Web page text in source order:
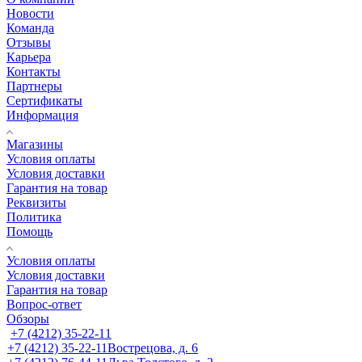
Новости
Команда
Отзывы
Карьера
Контакты
Партнеры
Сертификаты
Информация
Магазины
Условия оплаты
Условия доставки
Гарантия на товар
Реквизиты
Политика
Помощь
Условия оплаты
Условия доставки
Гарантия на товар
Вопрос-ответ
Обзоры
+7 (4212) 35-22-11
+7 (4212) 35-22-11Вострецова, д. 6